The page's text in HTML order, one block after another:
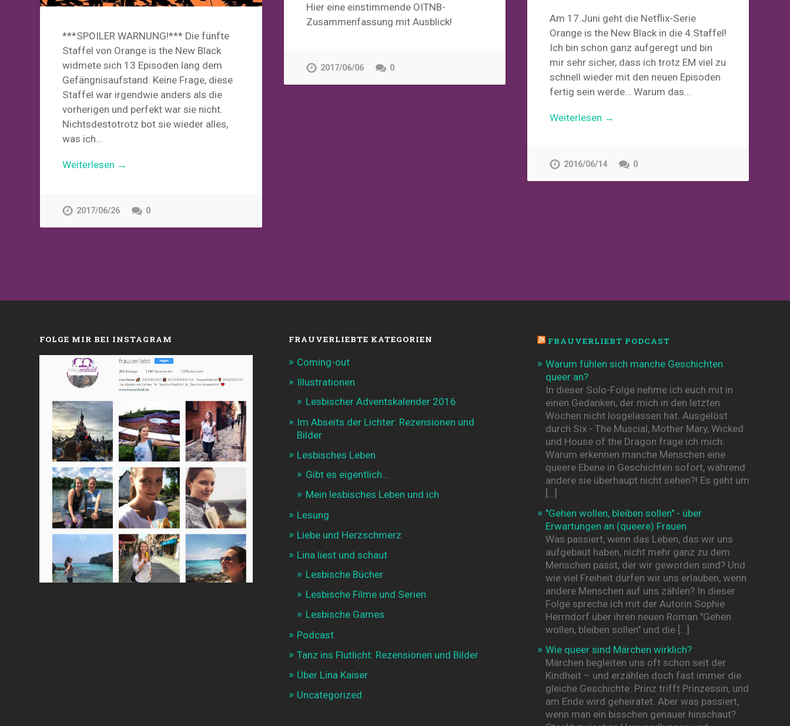
***SPOILER WARNUNG!*** Die fünfte
Staffel von Orange is the New Black
widmete sich 13 Episoden lang dem
Gefängnisaufstand. Keine Frage, diese
Staffel war irgendwie anders als die
vorherigen und perfekt war sie nicht.
Nichtsdestotrotz bot sie wieder alles,
was ich…
Weiterlesen →
2017/06/26 0
Hier eine einstimmende OITNB-
Zusammenfassung mit Ausblick!
2017/06/06 0
Am 17.Juni geht die Netflix-Serie
Orange is the New Black in die 4.Staffel!
Ich bin schon ganz aufgeregt und bin
mir sehr sicher, dass ich trotz EM viel zu
schnell wieder mit den neuen Episoden
fertig sein werde… Warum das…
Weiterlesen →
2016/06/14 0
FOLGE MIR BEI INSTAGRAM FRAUVERLIEBTE KATEGORIEN
Coming-out
Illustrationen
Lesbischer Adventskalender 2016
Im Abseits der Lichter: Rezensionen und
Bilder
Lesbisches Leben
Gibt es eigentlich…
Mein lesbisches Leben und ich
Lesung
Liebe und Herzschmerz
Lina liest und schaut
Lesbische Bücher
Lesbische Filme und Serien
Lesbische Games
Podcast
Tanz ins Flutlicht: Rezensionen und Bilder
Über Lina Kaiser
Uncategorized
FRAUVERLIEBT PODCAST
Warum fühlen sich manche Geschichten
queer an?
In dieser Solo-Folge nehme ich euch mit in
einen Gedanken, der mich in den letzten
Wochen nicht losgelassen hat. Ausgelöst
durch Six - The Muscial, Mother Mary, Wicked
und House of the Dragon frage ich mich:
Warum erkennen manche Menschen eine
queere Ebene in Geschichten sofort, während
andere sie überhaupt nicht sehen?! Es geht um
[…]
"Gehen wollen, bleiben sollen" - über
Erwartungen an (queere) Frauen
Was passiert, wenn das Leben, das wir uns
aufgebaut haben, nicht mehr ganz zu dem
Menschen passt, der wir geworden sind? Und
wie viel Freiheit dürfen wir uns erlauben, wenn
andere Menschen auf uns zählen? In dieser
Folge spreche ich mit der Autorin Sophie
Herrndorf über ihren neuen Roman "Gehen
wollen, bleiben sollen" und die […]
Wie queer sind Märchen wirklich?
Märchen begleiten uns oft schon seit der
Kindheit – und erzählen doch fast immer die
gleiche Geschichte: Prinz trifft Prinzessin, und
am Ende wird geheiratet. Aber was passiert,
wenn man ein bisschen genauer hinschaut?